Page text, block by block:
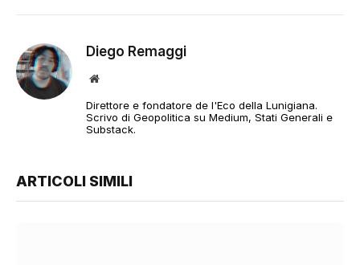
Diego Remaggi
Sito
Direttore e fondatore de l'Eco della Lunigiana.
Scrivo di Geopolitica su Medium, Stati Generali e
Substack.
ARTICOLI SIMILI